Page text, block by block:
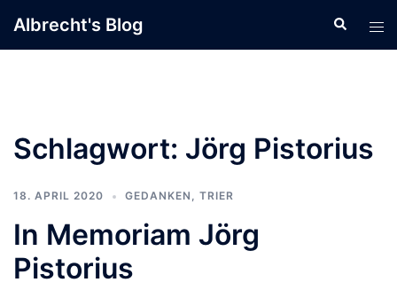
Inhalt
Albrecht's Blog Suche
Schlagwort: Jörg Pistorius
18. APRIL 2020 GEDANKEN , TRIER
In Memoriam Jörg
Pistorius